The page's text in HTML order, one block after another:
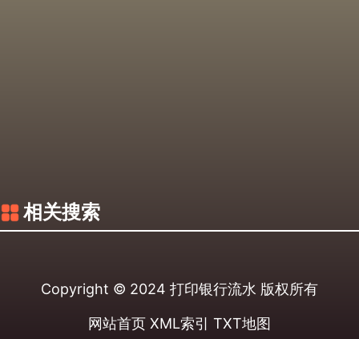
相关搜索
Copyright © 2024 打印银行流水 版权所有
网站首页 XML索引 TXT地图